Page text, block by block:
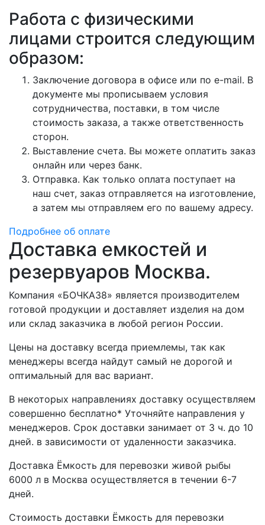
Работа с физическими
лицами строится следующим
образом:
Заключение договора в офисе или по e-mail. В
документе мы прописываем условия
сотрудничества, поставки, в том числе
стоимость заказа, а также ответственность
сторон.
Выставление счета. Вы можете оплатить заказ
онлайн или через банк.
Отправка. Как только оплата поступает на
наш счет, заказ отправляется на изготовление,
а затем мы отправляем его по вашему адресу.
Подробнее об оплате
Доставка емкостей и
резервуаров Москва.
Компания «БОЧКА38» является производителем
готовой продукции и доставляет изделия на дом
или склад заказчика в любой регион России.
Цены на доставку всегда приемлемы, так как
менеджеры всегда найдут самый не дорогой и
оптимальный для вас вариант.
В некоторых направлениях доставку осуществляем
совершенно бесплатно* Уточняйте направления у
менеджеров. Срок доставки занимает от 3 ч. до 10
дней. в зависимости от удаленности заказчика.
Доставка Ёмкость для перевозки живой рыбы
6000 л в Москва осуществляется в течении 6-7
дней.
Стоимость доставки Ёмкость для перевозки